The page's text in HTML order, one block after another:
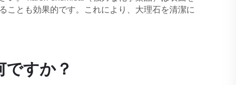
ことも効果的です。これにより、大理石を清潔に
すか？